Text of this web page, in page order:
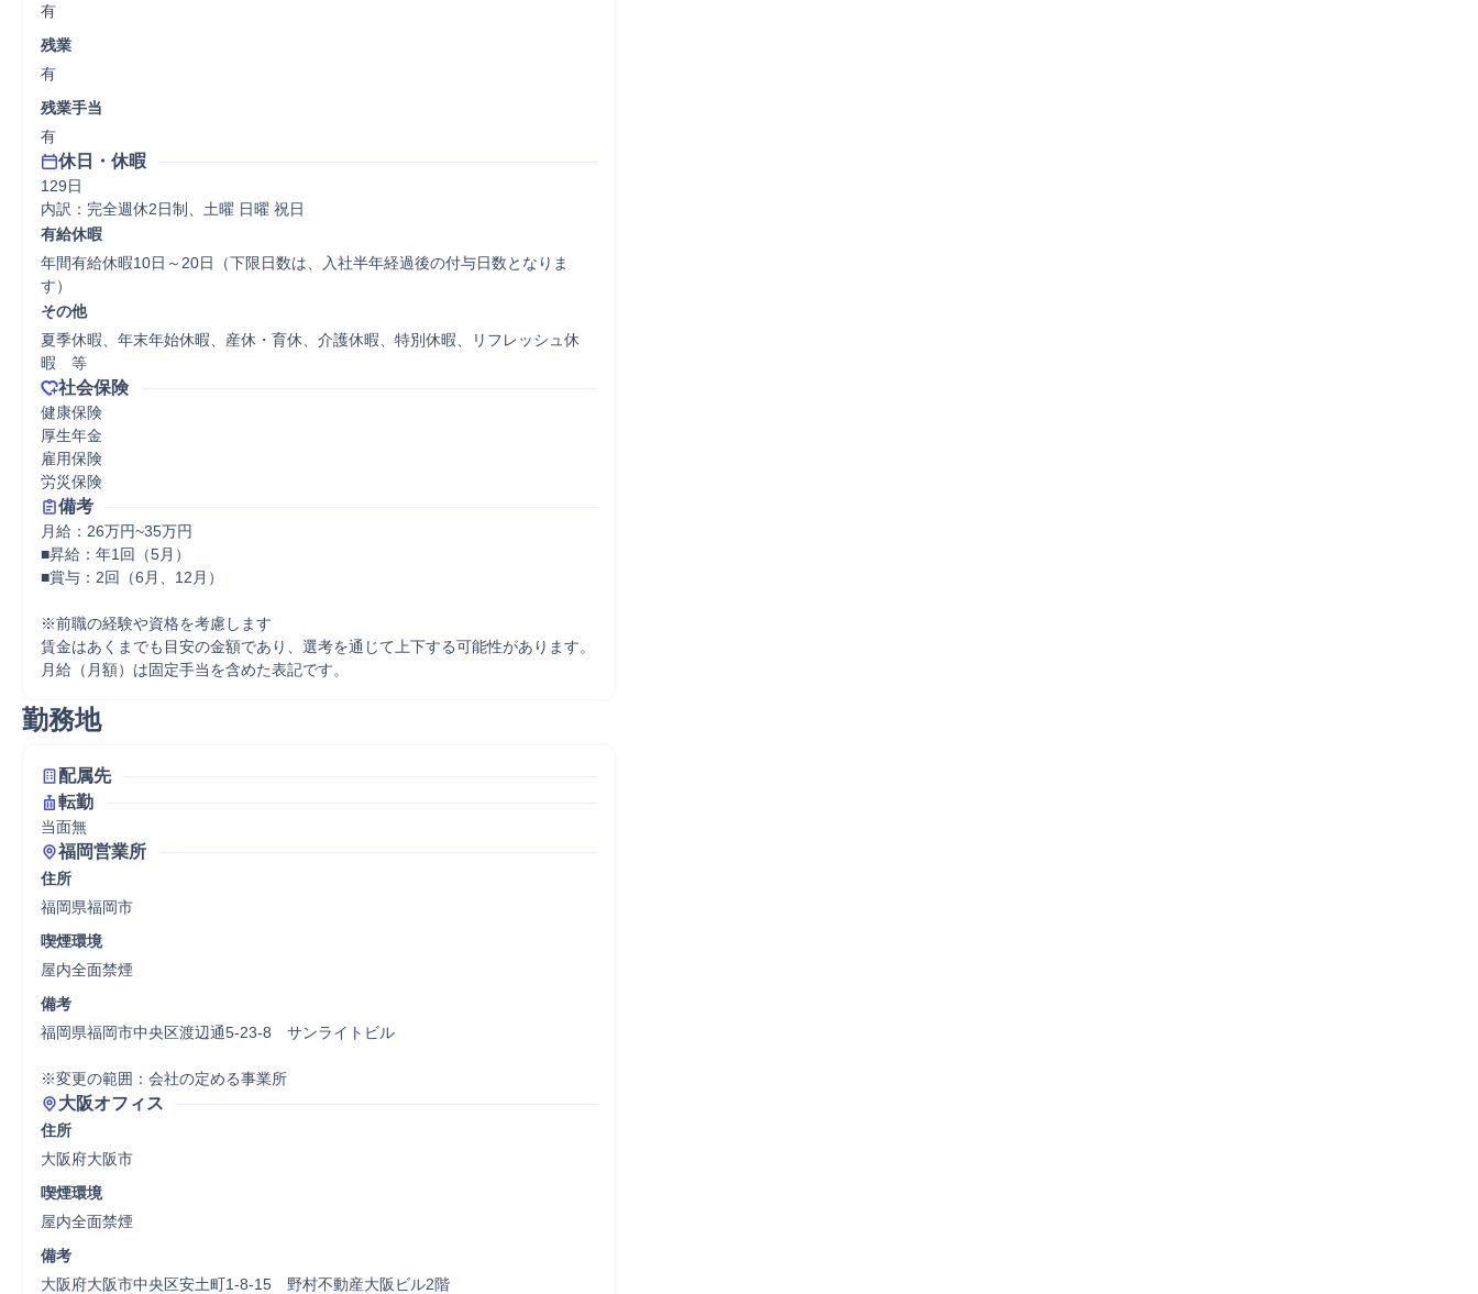
有
残業
有
残業手当
有
休日・休暇
129日
内訳：完全週休2日制、土曜 日曜 祝日
有給休暇
年間有給休暇10日～20日（下限日数は、入社半年経過後の付与日数となりま
その他
夏季休暇、年末年始休暇、産休・育休、介護休暇、特別休暇、リフレッシュ休
暇　等
社会保険
健康保険
厚生年金
雇用保険
労災保険
備考
月給：26万円~35万円
■昇給：年1回（5月）
■賞与：2回（6月、12月）
※前職の経験や資格を考慮します
賃金はあくまでも目安の金額であり、選考を通じて上下する可能性があります。
月給（月額）は固定手当を含めた表記です。
勤務地
配属先
転勤
当面無
福岡営業所
住所
福岡県福岡市
喫煙環境
屋内全面禁煙
備考
福岡県福岡市中央区渡辺通5-23-8　サンライトビル
大阪オフィス
住所
大阪府大阪市
喫煙環境
屋内全面禁煙
備考
大阪府大阪市中央区安土町1-8-15　野村不動産大阪ビル2階